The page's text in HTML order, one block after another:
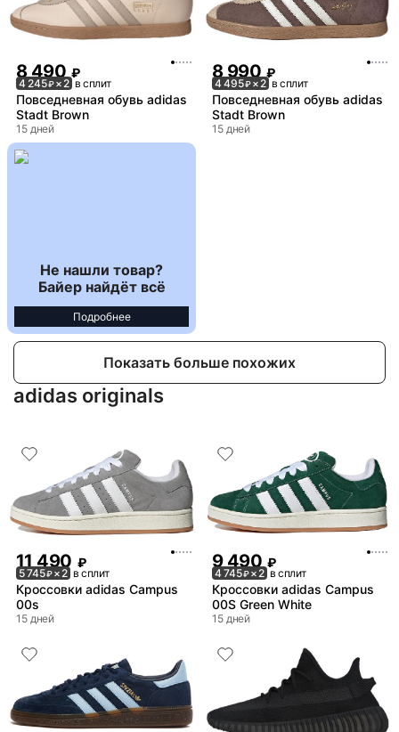
8 490 ₽
4 245₽× 2 в сплит
Повседневная обувь adidas
Stadt Brown
15 дней
8 990 ₽
4 495₽× 2 в сплит
Повседневная обувь adidas
Stadt Brown
15 дней
Не нашли товар?
Байер найдёт всё
Подробнее
Показать больше похожих
adidas originals
11 490 ₽
5 745₽× 2 в сплит
Кроссовки adidas Campus
00s
15 дней
9 490 ₽
4 745₽× 2 в сплит
Кроссовки adidas Campus
00S Green White
15 дней